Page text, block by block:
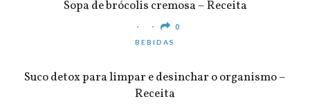
Sopa de brócolis cremosa – Receita
0
BEBIDAS
Suco detox para limpar e desinchar o organismo –
Receita